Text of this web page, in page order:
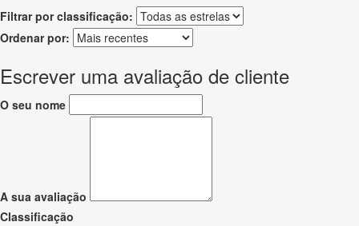
Filtrar por classificação:
Ordenar por:
Escrever uma avaliação de cliente
O seu nome
A sua avaliação
Classificação